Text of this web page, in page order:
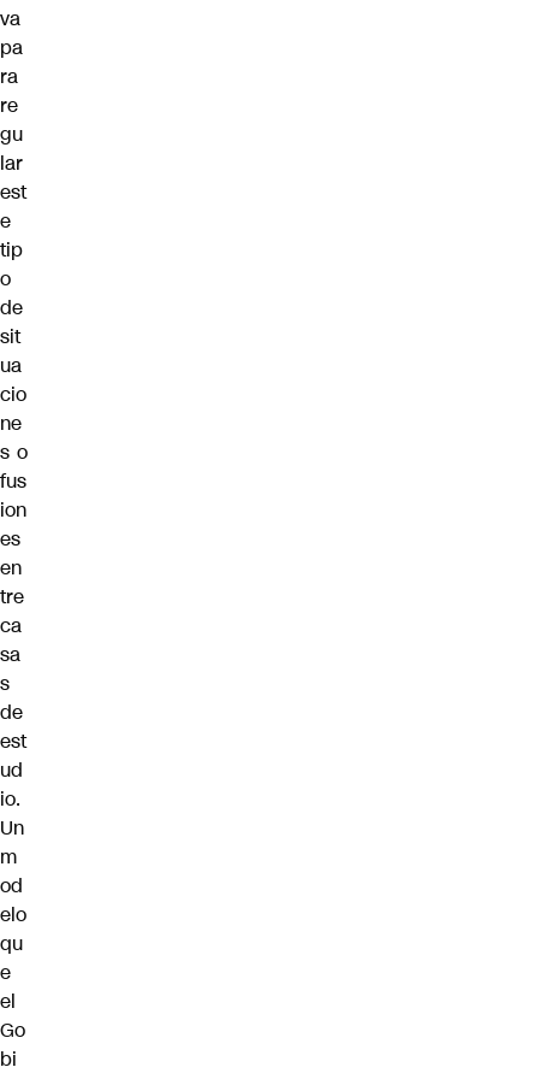
va
pa
ra
re
gu
lar
est
e
tip
o
de
sit
ua
cio
ne
s o
fus
ion
es
en
tre
ca
sa
s
de
est
ud
io.
Un
m
od
elo
qu
e
el
Go
bi